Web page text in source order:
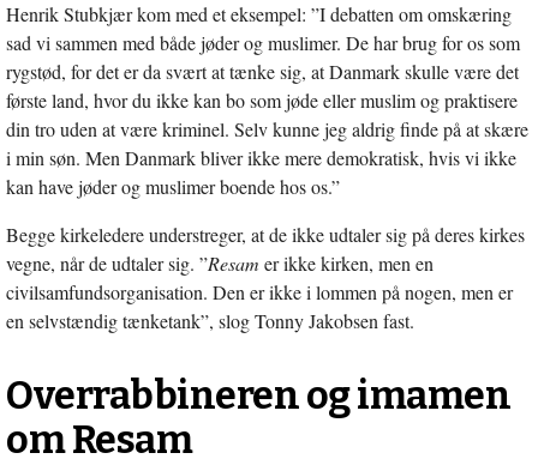
Henrik Stubkjær kom med et eksempel: ”I debatten om omskæring
sad vi sammen med både jøder og muslimer. De har brug for os som
rygstød, for det er da svært at tænke sig, at Danmark skulle være det
første land, hvor du ikke kan bo som jøde eller muslim og praktisere
din tro uden at være kriminel. Selv kunne jeg aldrig finde på at skære
i min søn. Men Danmark bliver ikke mere demokratisk, hvis vi ikke
kan have jøder og muslimer boende hos os.”
Begge kirkeledere understreger, at de ikke udtaler sig på deres kirkes
vegne, når de udtaler sig. ”Resam er ikke kirken, men en
civilsamfundsorganisation. Den er ikke i lommen på nogen, men er
en selvstændig tænketank”, slog Tonny Jakobsen fast.
Overrabbineren og imamen
om Resam